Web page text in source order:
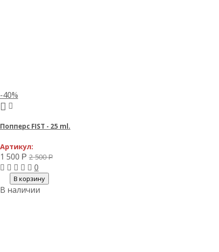
-40%
Попперс FIST - 25 ml.
Артикул:
1 500 Р 2 500Р
0
В корзину
В наличии